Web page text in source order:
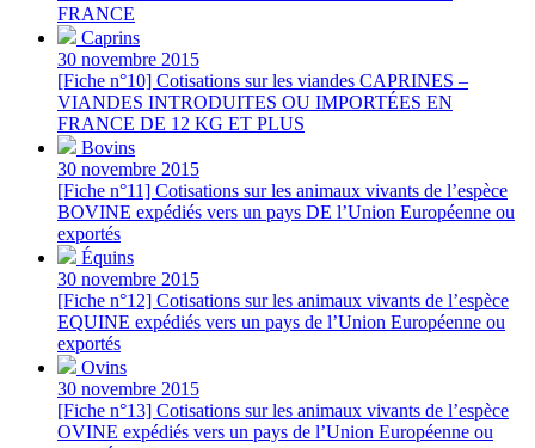
FRANCE
Caprins
30 novembre 2015
[Fiche n°10] Cotisations sur les viandes CAPRINES –
VIANDES INTRODUITES OU IMPORTÉES EN
FRANCE DE 12 KG ET PLUS
Bovins
30 novembre 2015
[Fiche n°11] Cotisations sur les animaux vivants de l’espèce
BOVINE expédiés vers un pays DE l’Union Européenne ou
exportés
Équins
30 novembre 2015
[Fiche n°12] Cotisations sur les animaux vivants de l’espèce
EQUINE expédiés vers un pays de l’Union Européenne ou
exportés
Ovins
30 novembre 2015
[Fiche n°13] Cotisations sur les animaux vivants de l’espèce
OVINE expédiés vers un pays de l’Union Européenne ou